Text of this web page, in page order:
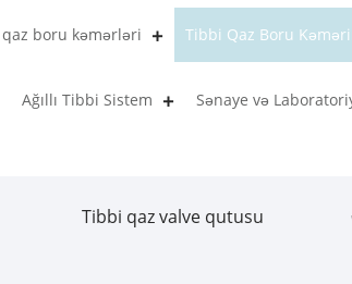
boru kəmərləri Tibbi Qaz Boru
Ağıllı Tibbi Sistem Sənaye və
Tibbi qaz valve qutusu